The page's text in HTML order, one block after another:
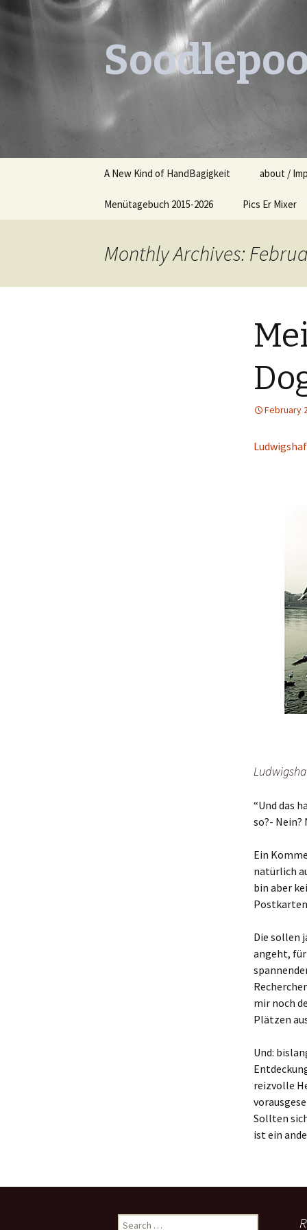
content
A New Kind of HandBagigkeit about /
Menütagebuch 2015-2026
Menütagebuch 2016
Pics Er Mixer
Monthly Archives:
February
“Und das
so?- Nein?
Ein
natürlich
bin aber
Postkarten
Die sollen
angeht,
mir noch
Plätzen
Und:
reizvolle
Sollten
ist ein
Search